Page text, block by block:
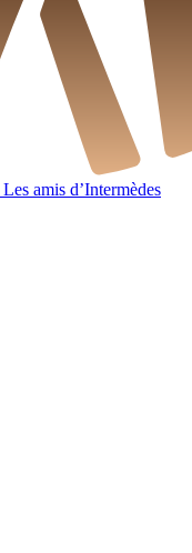
Les amis d’Intermèdes